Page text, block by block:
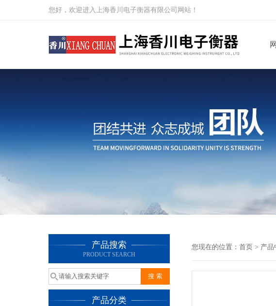
您好，欢迎进入上海香川电子衡器有限公司网站！
产品搜索
PRODUCT SEARCH
产品分类
您现在的位置： 首页 > 产品